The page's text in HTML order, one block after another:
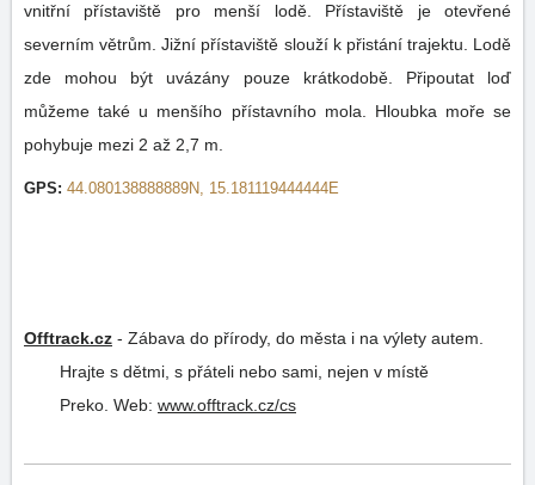
vnitřní přístaviště pro menší lodě. Přístaviště je otevřené
severním větrům. Jižní přístaviště slouží k přistání trajektu. Lodě
zde mohou být uvázány pouze krátkodobě. Připoutat loď
můžeme také u menšího přístavního mola. Hloubka moře se
pohybuje mezi 2 až 2,7 m.
GPS: 44.080138888889N, 15.181119444444E
Offtrack.cz - Zábava do přírody, do města i na výlety autem.
Hrajte s dětmi, s přáteli nebo sami, nejen v místě
Preko. Web: www.offtrack.cz/cs